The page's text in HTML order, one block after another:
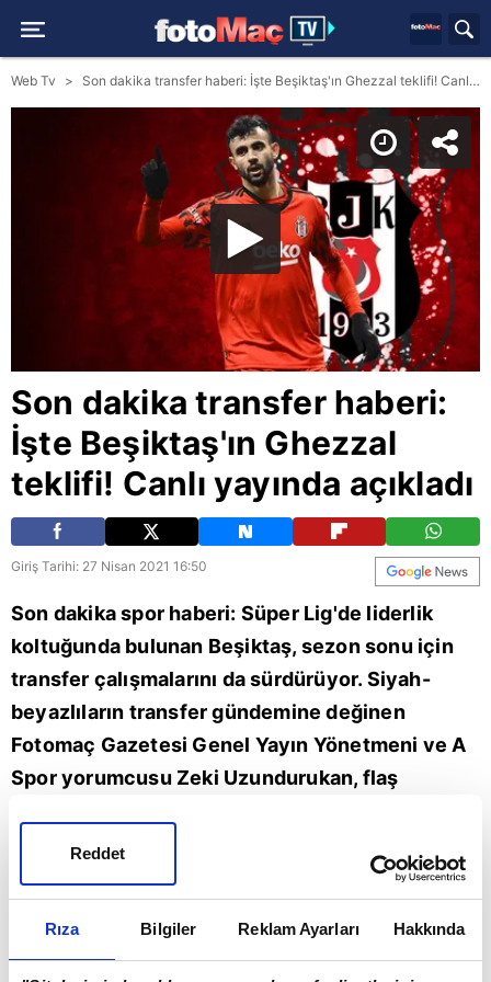
Rıza Bilgiler Reklam Ayarları Hakkında
Reddet
Web Tv Son dakika transfer haberi: İşte Beşiktaş'ın Ghezzal teklifi! Canlı yayında açıkladı
Son dakika transfer haberi:
İşte Beşiktaş'ın Ghezzal
teklifi! Canlı yayında açıkladı
Giriş Tarihi: 27 Nisan 2021 16:50
Son dakika spor haberi: Süper Lig'de liderlik
koltuğunda bulunan Beşiktaş, sezon sonu için
transfer çalışmalarını da sürdürüyor. Siyah-
beyazlıların transfer gündemine değinen
Fotomaç Gazetesi Genel Yayın Yönetmeni ve A
Spor yorumcusu Zeki Uzundurukan, flaş
transferinde Beşiktaş'ın büyük aşama
kaydettiğini söyleyen Uzundurukan, siyah-
Ghezzal için Leicester City'e 5 milyon Euro
teklif edeceğini duyurdu. | Son dakika Beşiktaş